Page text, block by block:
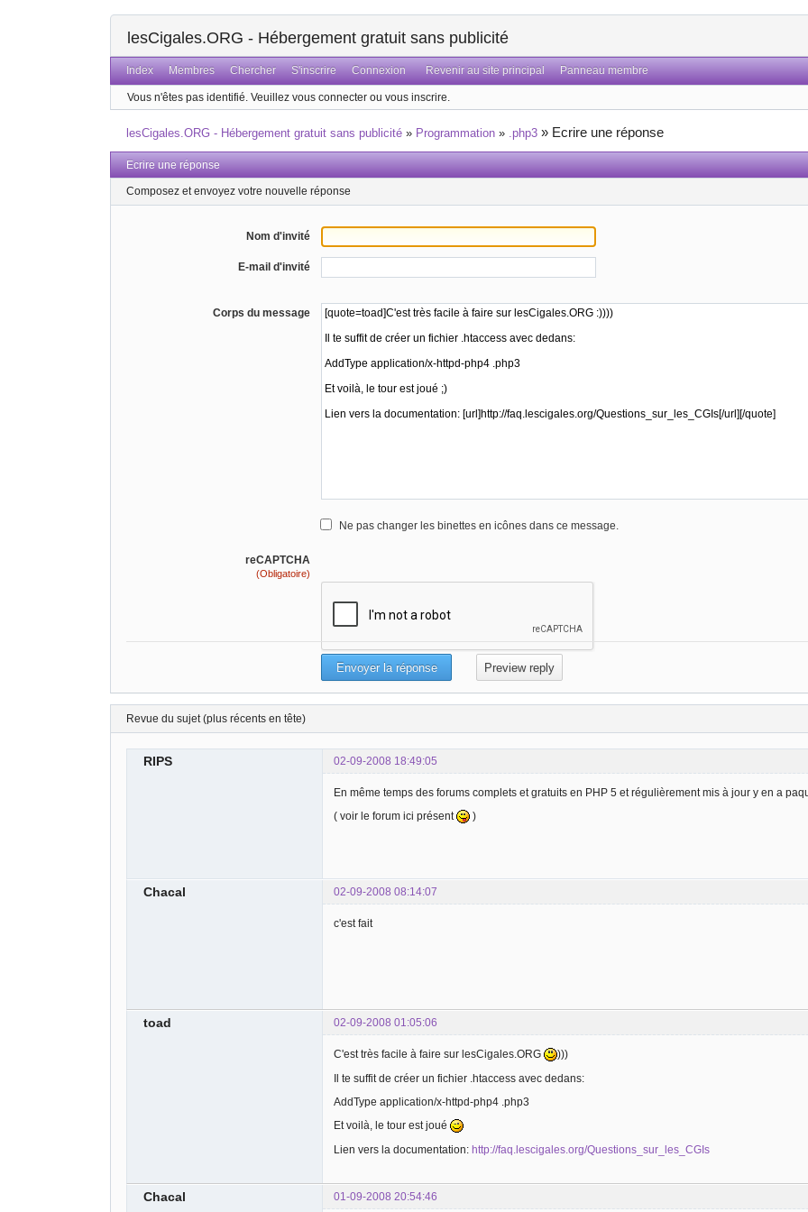
lesCigales.ORG - Hébergement gratuit sans publicité
Index Membres Chercher S'inscrire Connexion Revenir au site principal Panneau membre
Vous n'êtes pas identifié. Veuillez vous connecter ou vous inscrire.
lesCigales.ORG - Hébergement gratuit sans publicité » Programmation » .php3 » Ecrire une réponse
Ecrire une réponse
Composez et envoyez votre nouvelle réponse
Nom d'invité
E-mail d'invité
Corps du message
Ne pas changer les binettes en icônes dans ce message.
reCAPTCHA
(Obligatoire)
Revue du sujet (plus récents en tête)
RIPS 02-09-2008 18:49:05
En même temps des forums complets et gratuits en PHP 5 et régulièrement mis à jour y en a
( voir le forum ici présent
)
Chacal 02-09-2008 08:14:07
c'est fait
toad 02-09-2008 01:05:06
C'est très facile à faire sur lesCigales.ORG
)))
Il te suffit de créer un fichier .htaccess avec dedans:
AddType application/x-httpd-php4 .php3
Et voilà, le tour est joué
Lien vers la documentation: http://faq.lescigales.org/Questions_sur_les_CGIs
Chacal 01-09-2008 20:54:46